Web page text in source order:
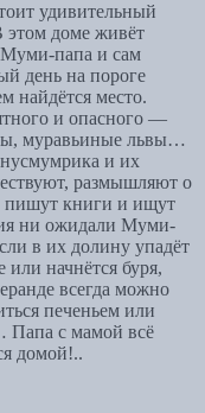
удивительный
доме живёт
папа и сам
день на пороге
найдётся место.
и опасного —
муравьиные львы…
и их
размышляют о
пишут книги и ищут
ни ожидали Муми-
в их долину упадёт
или начнётся буря,
всегда можно
печеньем или
Папа с мамой всё
домой!..